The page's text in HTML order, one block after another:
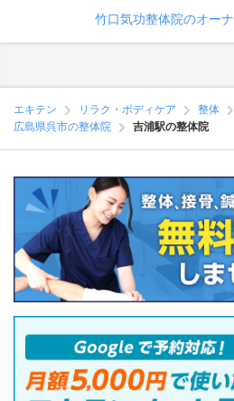
竹口気功整体院のオー
エキテン リラク・ボディケア 整体
広島県呉市の整体院
吉浦駅の整体院